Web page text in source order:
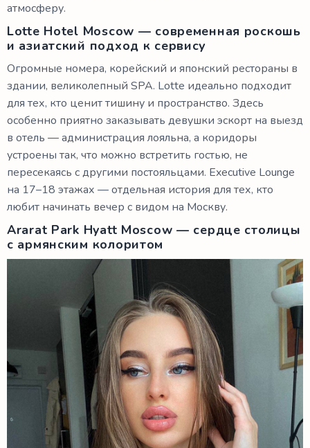
атмосферу.
Lotte Hotel Moscow — современная роскошь
и азиатский подход к сервису
Огромные номера, корейский и японский рестораны в
здании, великолепный SPA. Lotte идеально подходит
для тех, кто ценит тишину и пространство. Здесь
особенно приятно заказывать девушки эскорт на выезд
в отель — администрация лояльна, а коридоры
устроены так, что можно встретить гостью, не
пересекаясь с другими постояльцами. Executive Lounge
на 17–18 этажах — отдельная история для тех, кто
любит начинать вечер с видом на Москву.
Ararat Park Hyatt Moscow — сердце столицы
с армянским колоритом